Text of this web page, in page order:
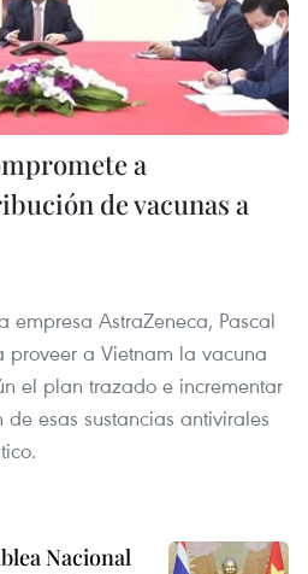
a
de vacunas a
empresa AstraZeneca, Pascal
proveer a Vietnam la vacuna
el plan trazado e incrementar
esas sustancias antivirales
Nacional